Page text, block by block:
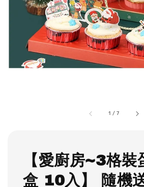
1 /7
【愛廚房~3格裝
盒 10入】 隨機